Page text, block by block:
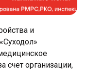
и
счет организации,